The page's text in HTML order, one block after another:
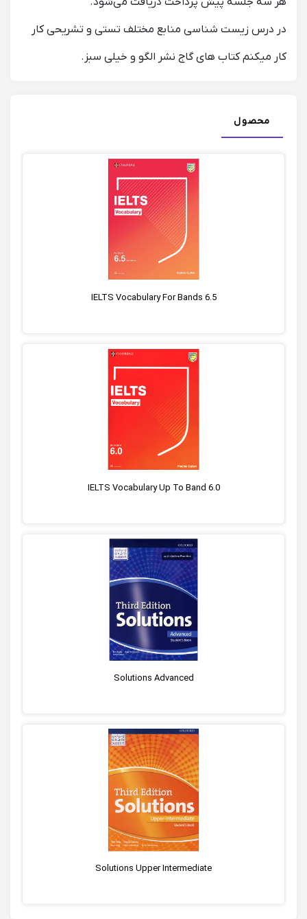
در درس زیست شناسی منابع مختلف تستی و تشریحی کار
کار میکنم کتاب های گاج نشر الگو و خیلی سبز.
محصول
IELTS Vocabulary For Bands 6.5
IELTS Vocabulary Up To Band 6.0
Solutions Advanced
Solutions Upper Intermediate